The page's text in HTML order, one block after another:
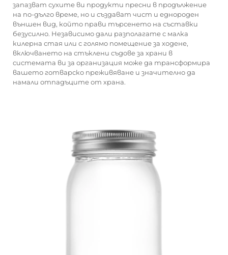
запазват сухите ви продукти пресни в продължение
на по-дълго време, но и създават чист и еднороден
външен вид, който прави търсенето на съставки
безусилно. Независимо дали разполагате с малка
килерна стая или с голямо помещение за ходене,
включването на стъклени съдове за храни в
системата ви за организация може да трансформира
вашето готварско преживяване и значително да
намали отпадъците от храна.